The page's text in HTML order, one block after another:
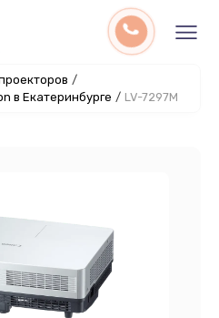
/
в Екатеринбурге / LV-7297M